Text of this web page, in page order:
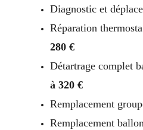
Diagnostic et
Réparation
280 €
Détartrage complet
à 320 €
Remplacement
Remplacement